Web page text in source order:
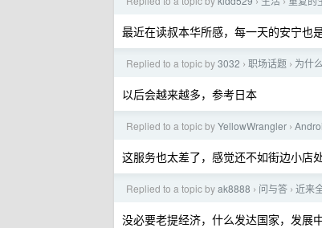
最近在读叔本华所感，每一天的安宁也
Replied to a topic by3032 › 职场话题 › 为什
以后会越来越多，参考日本
Replied to a topic byYellowWrangler ›
这服务也太差了，感觉还不如街边小店
Replied to a topic byak8888 › 问与答 › 近来
没必要老提经济，什么发达国家，发展